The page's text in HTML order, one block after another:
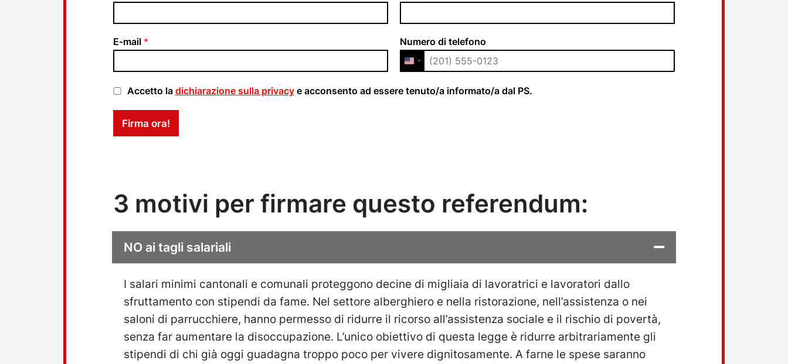
E-mail * Numero di telefono
D
t
n
t
z
C
c
Accetto la dichiarazione sulla privacye acconsento ad essere tenuto/a informato/a dal PS.
Firma ora!
3 motivi per firmare questo referendum:
NO ai tagli salariali
I salari minimi cantonali e comunali proteggono decine di migliaia di lavoratrici e lavoratori dallo
sfruttamento con stipendi da fame. Nel settore alberghiero e nella ristorazione, nell’assistenza o nei
saloni di parrucchiere, hanno permesso di ridurre il ricorso all’assistenza sociale e il rischio di povertà,
senza far aumentare la disoccupazione. L’unico obiettivo di questa legge è ridurre arbitrariamente gli
stipendi di chi già oggi guadagna troppo poco per vivere dignitosamente. A farne le spese saranno